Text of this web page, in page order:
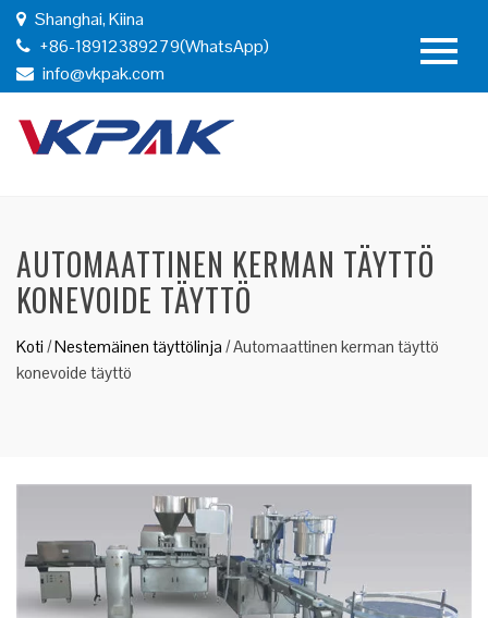
Shanghai, Kiina
+86-18912389279(WhatsApp)
info@vkpak.com
AUTOMAATTINEN KERMAN TÄYTTÖ
KONEVOIDE TÄYTTÖ
Koti /Nestemäinen täyttölinja /Automaattinen kerman täyttö
konevoide täyttö